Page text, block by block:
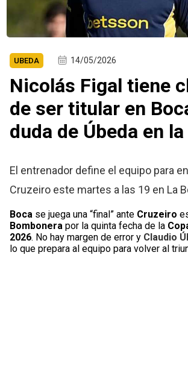
UBEDA 14/05/2026
Nicolás Figal tiene
de ser titular en
duda de Úbeda en
El entrenador define el equipo para
Cruzeiro este martes a las 19 en La
Boca se juega una “final” ante Cruzeiro
Bombonera por la quinta fecha de la
2026. No hay margen de error y Claudio
lo que prepara al equipo para volver al